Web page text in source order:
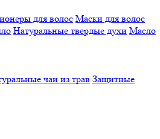
для волос Маски для волос
Натуральные твердые духи Масло
чаи из трав Защитные